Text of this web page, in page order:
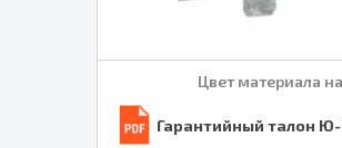
Цвет материала
Гарантийный талон